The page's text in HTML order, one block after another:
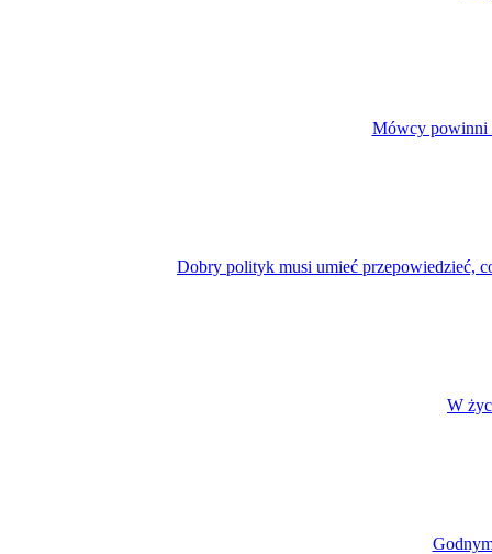
Mówcy powinni
Dobry polityk musi umieć przepowiedzieć,
W